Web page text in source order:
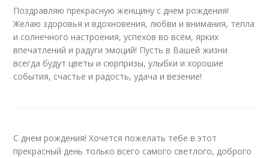
Поздравляю прекрасную женщину с днем рождения!
Желаю здоровья и вдохновения, любви и внимания, тепла
и солнечного настроения, успехов во всём, ярких
впечатлений и радуги эмоций! Пусть в Вашей жизни
всегда будут цветы и сюрпризы, улыбки и хорошие
события, счастье и радость, удача и везение!
С днем рождения! Хочется пожелать тебе в этот
прекрасный день только всего самого светлого, доброго